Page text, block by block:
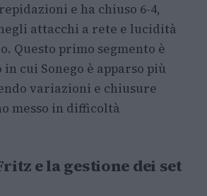
e ha chiuso 6-4,
attacchi a rete e lucidità
Questo primo segmento è
cui Sonego è apparso più
variazioni e chiusure
messo in difficoltà
e la gestione dei set